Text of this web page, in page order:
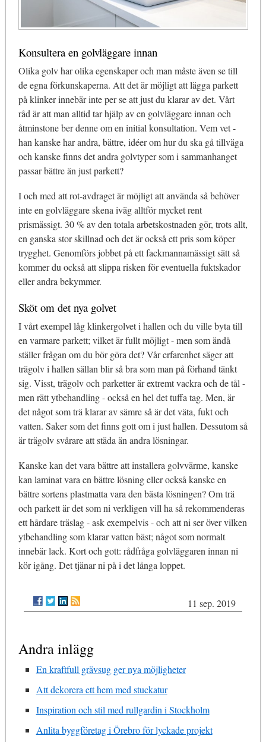
Konsultera en golvläggare innan
Olika golv har olika egenskaper och man måste även se till
de egna förkunskaperna. Att det är möjligt att lägga parkett
på klinker innebär inte per se att just du klarar av det. Vårt
råd är att man alltid tar hjälp av en golvläggare innan och
åtminstone ber denne om en initial konsultation. Vem vet -
han kanske har andra, bättre, idéer om hur du ska gå tillväga
och kanske finns det andra golvtyper som i sammanhanget
passar bättre än just parkett?
I och med att rot-avdraget är möjligt att använda så behöver
inte en golvläggare skena iväg alltför mycket rent
prismässigt. 30 % av den totala arbetskostnaden gör, trots allt,
en ganska stor skillnad och det är också ett pris som köper
trygghet. Genomförs jobbet på ett fackmannamässigt sätt så
kommer du också att slippa risken för eventuella fuktskador
eller andra bekymmer.
Sköt om det nya golvet
I vårt exempel låg klinkergolvet i hallen och du ville byta till
en varmare parkett; vilket är fullt möjligt - men som ändå
ställer frågan om du bör göra det? Vår erfarenhet säger att
trägolv i hallen sällan blir så bra som man på förhand tänkt
sig. Visst, trägolv och parketter är extremt vackra och de tål -
men rätt ytbehandling - också en hel det tuffa tag. Men, är
det något som trä klarar av sämre så är det väta, fukt och
vatten. Saker som det finns gott om i just hallen. Dessutom så
är trägolv svårare att städa än andra lösningar.
Kanske kan det vara bättre att installera golvvärme, kanske
kan laminat vara en bättre lösning eller också kanske en
bättre sortens plastmatta vara den bästa lösningen? Om trä
och parkett är det som ni verkligen vill ha så rekommenderas
ett hårdare träslag - ask exempelvis - och att ni ser över vilken
ytbehandling som klarar vatten bäst; något som normalt
innebär lack. Kort och gott: rådfråga golvläggaren innan ni
kör igång. Det tjänar ni på i det långa loppet.
11 sep. 2019
Andra inlägg
En kraftfull grävsug ger nya möjligheter
Att dekorera ett hem med stuckatur
Inspiration och stil med rullgardin i Stockholm
Anlita byggföretag i Örebro för lyckade projekt